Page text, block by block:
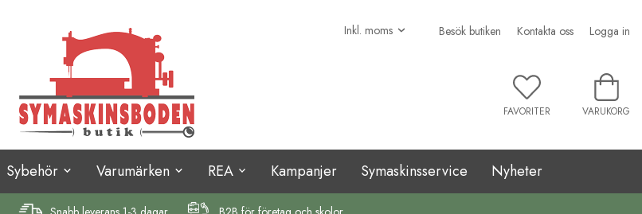
Besök butiken Kontakta oss Logga in
FAVORITER VARUKORG
Sybehör Varumärken REA Kampanjer Symaskinsservice Nyheter